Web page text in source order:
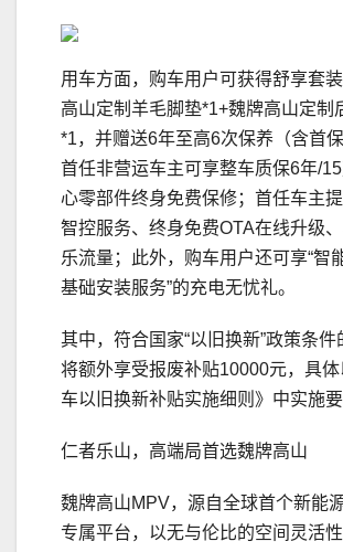
用车方面，购车用户可获得舒享套
高山定制羊毛脚垫*1+魏牌高山定制
*1，并赠送6年至高6次保养（含首保
首任非营运车主可享整车质保6年/
心零部件终身免费保修；首任车主
智控服务、终身免费OTA在线升级
乐流量；此外，购车用户还可享“智
基础安装服务”的充电无忧礼。
其中，符合国家“以旧换新”政策条件
将额外享受报废补贴10000元，具
车以旧换新补贴实施细则》中实施要
仁者乐山，高端局首选魏牌高山
魏牌高山MPV，源自全球首个新能
专属平台，以无与伦比的空间灵活